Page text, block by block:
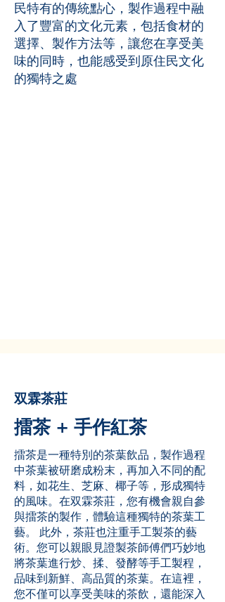
民特有的傳統點心，製作過程中融
入了豐富的文化元素，包括食材的
選擇、製作方法等，讓您在享受美
味的同時，也能感受到原住民文化
的獨特之處
双霖茶莊
擂茶 + 手作紅茶
擂茶是一種特別的茶葉飲品，製作過程
中茶葉被研磨成粉末，再加入不同的配
料，如花生、芝麻、椰子等，形成獨特
的風味。在双霖茶莊，您有機會親自參
與擂茶的製作，體驗這種獨特的茶葉工
藝。 此外，茶莊也注重手工製茶的藝
術。您可以親眼見證製茶師傅們巧妙地
將茶葉進行炒、揉、發酵等手工製程，
品味到新鮮、高品質的茶葉。在這裡，
您不僅可以享受美味的茶飲，還能深入